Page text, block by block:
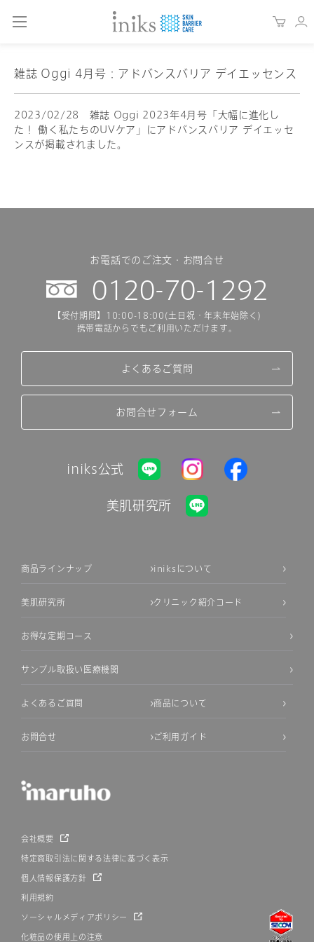
雑誌 Oggi 4月号：アドバンスバリア デイエッセンス
2023/02/28 雑誌 Oggi 2023年4月号「大幅に進化し
た！ 働く私たちのUVケア」にアドバンスバリア デイエッセ
ンスが掲載されました。
お電話でのご注文・お問合せ
0120-70-1292
【受付期間】10:00-18:00(土日祝・年末年始除く)
携帯電話からでもご利用いただけます。
よくあるご質問
お問合せフォーム
iniks公式
美肌研究所
商品ラインナップ iniksについて
美肌研究所 クリニック紹介コード
お得な定期コース
サンプル取扱い医療機関
よくあるご質問 商品について
お問合せ ご利用ガイド
会社概要
特定商取引法に関する法律に基づく表示
個人情報保護方針
利用規約
ソーシャルメディアポリシー
化粧品の使用上の注意